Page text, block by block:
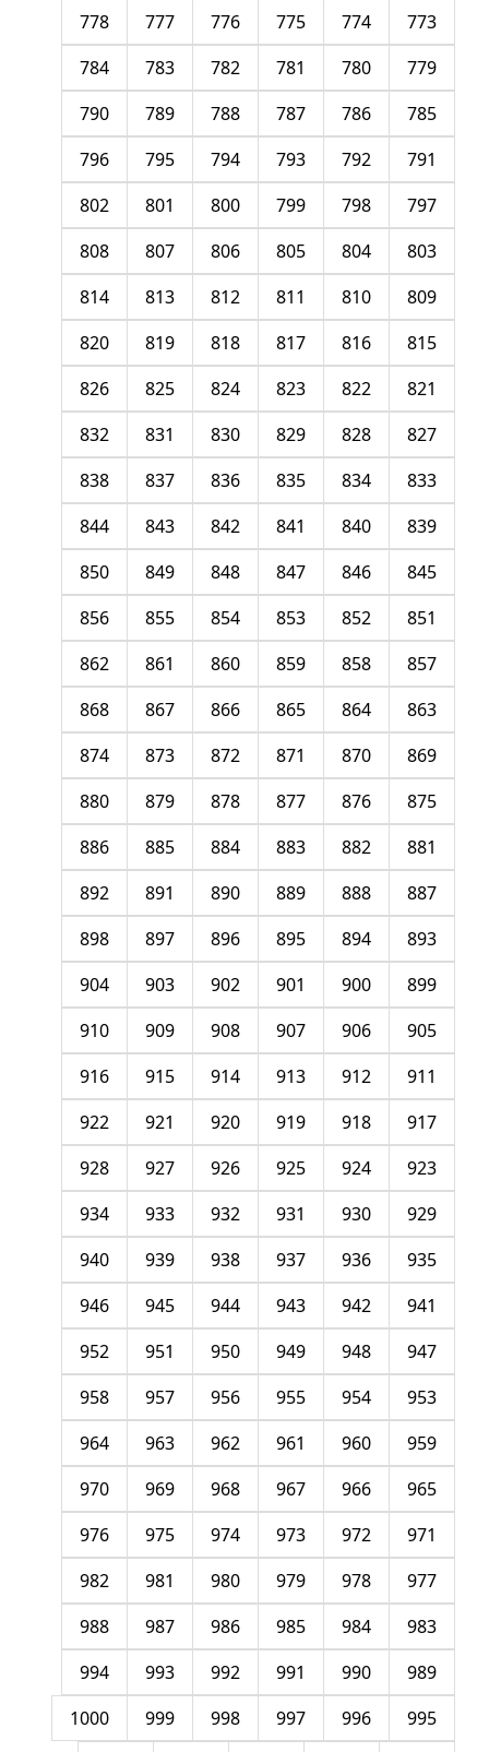
773
774
775
776
777
778
779
780
781
782
783
784
785
786
787
788
789
790
791
792
793
794
795
796
797
798
799
800
801
802
803
804
805
806
807
808
809
810
811
812
813
814
815
816
817
818
819
820
821
822
823
824
825
826
827
828
829
830
831
832
833
834
835
836
837
838
839
840
841
842
843
844
845
846
847
848
849
850
851
852
853
854
855
856
857
858
859
860
861
862
863
864
865
866
867
868
869
870
871
872
873
874
875
876
877
878
879
880
881
882
883
884
885
886
887
888
889
890
891
892
893
894
895
896
897
898
899
900
901
902
903
904
905
906
907
908
909
910
911
912
913
914
915
916
917
918
919
920
921
922
923
924
925
926
927
928
929
930
931
932
933
934
935
936
937
938
939
940
941
942
943
944
945
946
947
948
949
950
951
952
953
954
955
956
957
958
959
960
961
962
963
964
965
966
967
968
969
970
971
972
973
974
975
976
977
978
979
980
981
982
983
984
985
986
987
988
989
990
991
992
993
994
995
996
997
998
999
1000